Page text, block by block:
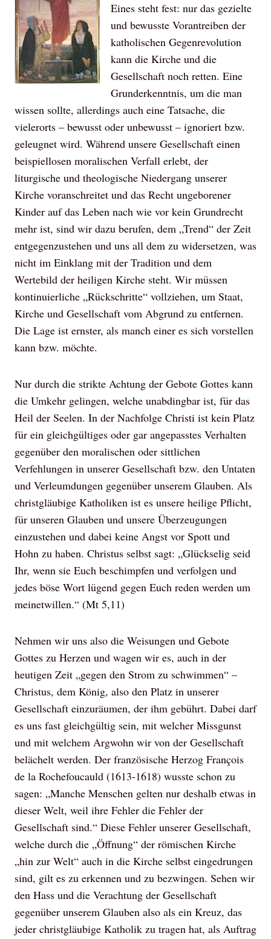
Eines steht fest: nur das gezielte
und bewusste Vorantreiben der
katholischen Gegenrevolution
kann die Kirche und die
Gesellschaft noch retten. Eine
Grunderkenntnis, um die man
wissen sollte, allerdings auch eine Tatsache, die
vielerorts – bewusst oder unbewusst – ignoriert bzw.
geleugnet wird. Während unsere Gesellschaft einen
beispiellosen moralischen Verfall erlebt, der
liturgische und theologische Niedergang unserer
Kirche voranschreitet und das Recht ungeborener
Kinder auf das Leben nach wie vor kein Grundrecht
mehr ist, sind wir dazu berufen, dem „Trend“ der Zeit
entgegenzustehen und uns all dem zu widersetzen, was
nicht im Einklang mit der Tradition und dem
Wertebild der heiligen Kirche steht. Wir müssen
kontinuierliche „Rückschritte“ vollziehen, um Staat,
Kirche und Gesellschaft vom Abgrund zu entfernen.
Die Lage ist ernster, als manch einer es sich vorstellen
kann bzw. möchte.
Nur durch die strikte Achtung der Gebote Gottes kann
die Umkehr gelingen, welche unabdingbar ist, für das
Heil der Seelen. In der Nachfolge Christi ist kein Platz
für ein gleichgültiges oder gar angepasstes Verhalten
gegenüber den moralischen oder sittlichen
Verfehlungen in unserer Gesellschaft bzw. den Untaten
und Verleumdungen gegenüber unserem Glauben. Als
christgläubige Katholiken ist es unsere heilige Pflicht,
für unseren Glauben und unsere Überzeugungen
einzustehen und dabei keine Angst vor Spott und
Hohn zu haben. Christus selbst sagt: „Glückselig seid
Ihr, wenn sie Euch beschimpfen und verfolgen und
jedes böse Wort lügend gegen Euch reden werden um
meinetwillen.“ (Mt 5,11)
Nehmen wir uns also die Weisungen und Gebote
Gottes zu Herzen und wagen wir es, auch in der
heutigen Zeit „gegen den Strom zu schwimmen“ –
Christus, dem König, also den Platz in unserer
Gesellschaft einzuräumen, der ihm gebührt. Dabei darf
es uns fast gleichgültig sein, mit welcher Missgunst
und mit welchem Argwohn wir von der Gesellschaft
belächelt werden. Der französische Herzog François
de la Rochefoucauld (1613-1618) wusste schon zu
sagen: „Manche Menschen gelten nur deshalb etwas in
dieser Welt, weil ihre Fehler die Fehler der
Gesellschaft sind.“ Diese Fehler unserer Gesellschaft,
welche durch die „Öffnung“ der römischen Kirche
„hin zur Welt“ auch in die Kirche selbst eingedrungen
sind, gilt es zu erkennen und zu bezwingen. Sehen wir
den Hass und die Verachtung der Gesellschaft
gegenüber unserem Glauben also als ein Kreuz, das
jeder christgläubige Katholik zu tragen hat, als Auftrag